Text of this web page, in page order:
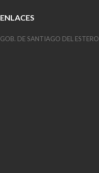
ENLACES
GOB. DE SANTIAGO DEL ESTERO